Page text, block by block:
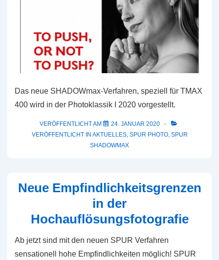
Das neue SHADOWmax-Verfahren, speziell für TMAX
400 wird in der Photoklassik I 2020 vorgestellt.
VERÖFFENTLICHT AM
24. JANUAR 2020
VERÖFFENTLICHT IN AKTUELLES, SPUR PHOTO, SPUR
SHADOWMAX
Neue Empfindlichkeitsgrenzen
in der
Hochauflösungsfotografie
Ab jetzt sind mit den neuen SPUR Verfahren
sensationell hohe Empfindlichkeiten möglich! SPUR